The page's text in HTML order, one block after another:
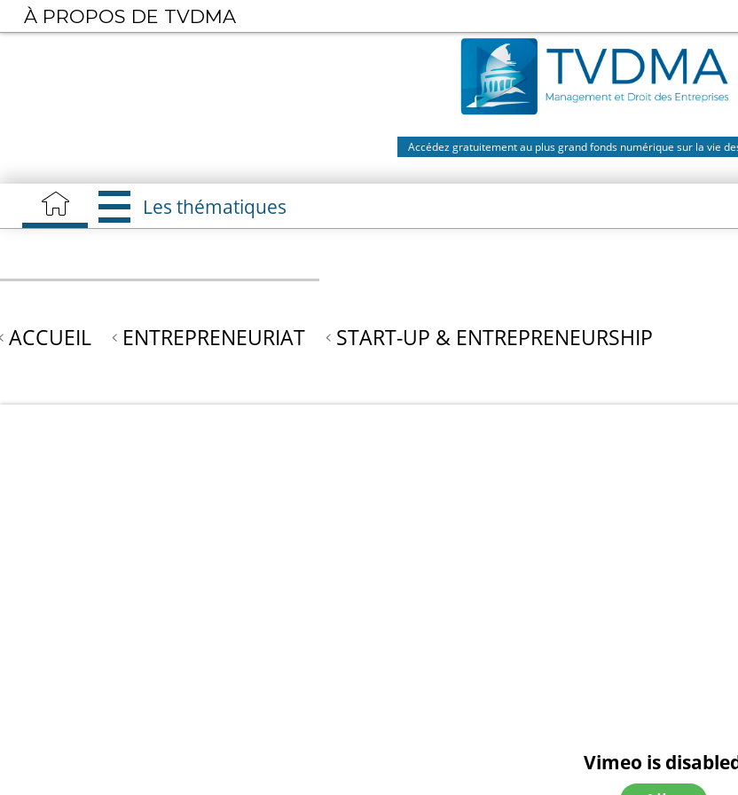
Aller
au
Accédez gratuitement au plus grand fonds numérique sur la vie
Les thématiques
ACCUEIL ENTREPRENEURIAT START-UP & ENTREPRENEURSHIP
Vimeo is
À PROPOS DE TVDMA